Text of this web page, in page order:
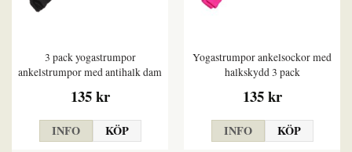
3 pack yogastrumpor
ankelstrumpor med antihalk dam
135 kr
INFO KÖP
Yogastrumpor ankelsockor med
halkskydd 3 pack
135 kr
INFO KÖP